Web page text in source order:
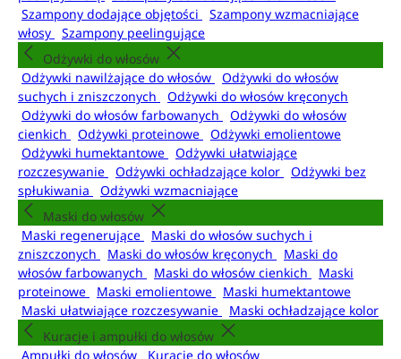
Szampony dodające objętości
Szampony wzmacniające
włosy
Szampony peelingujące
Odżywki do włosów
Odżywki nawilżające do włosów
Odżywki do włosów
suchych i zniszczonych
Odżywki do włosów kręconych
Odżywki do włosów farbowanych
Odżywki do włosów
cienkich
Odżywki proteinowe
Odżywki emolientowe
Odżywki humektantowe
Odżywki ułatwiające
rozczesywanie
Odżywki ochładzające kolor
Odżywki bez
spłukiwania
Odżywki wzmacniające
Maski do włosów
Maski regenerujące
Maski do włosów suchych i
zniszczonych
Maski do włosów kręconych
Maski do
włosów farbowanych
Maski do włosów cienkich
Maski
proteinowe
Maski emolientowe
Maski humektantowe
Maski ułatwiające rozczesywanie
Maski ochładzające kolor
Kuracje i ampułki do włosów
Ampułki do włosów
Kuracje do włosów